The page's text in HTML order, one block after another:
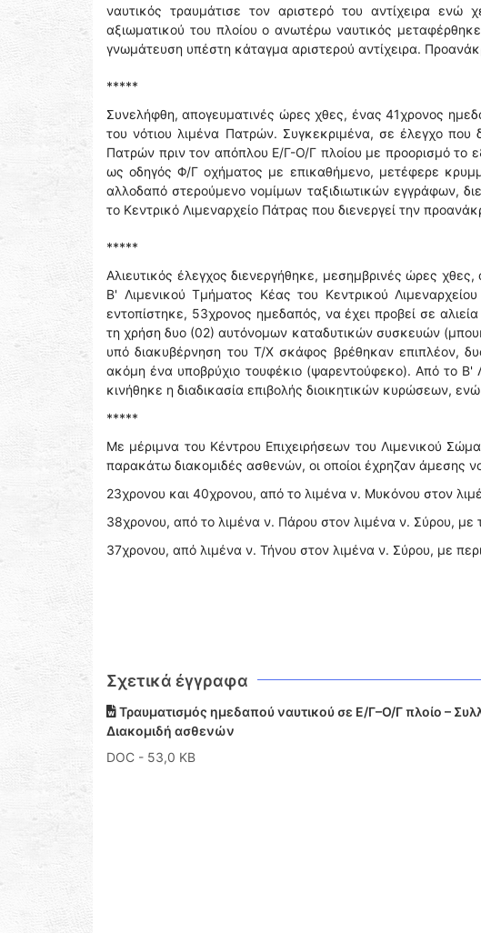
ναυτικός τραυμάτισε τον αριστερό του αντίχειρα ενώ
αξιωματικού του πλοίου ο ανωτέρω ναυτικός
γνωμάτευση υπέστη κάταγμα αριστερού αντίχειρα.
*****
Συνελήφθη, απογευματινές ώρες χθες, ένας 41χρονος
του νότιου λιμένα Πατρών. Συγκεκριμένα, σε έλεγχο που
Πατρών πριν τον απόπλου Ε/Γ-Ο/Γ πλοίου με προορισμό το
ως οδηγός Φ/Γ οχήματος με επικαθήμενο, μετέφερε
αλλοδαπό στερούμενο νομίμων ταξιδιωτικών εγγράφων,
το Κεντρικό Λιμεναρχείο Πάτρας που διενεργεί την
*****
Αλιευτικός έλεγχος διενεργήθηκε, μεσημβρινές ώρες
Β' Λιμενικού Τμήματος Κέας του Κεντρικού
εντοπίστηκε, 53χρονος ημεδαπός, να έχει προβεί σε
τη χρήση δυο (02) αυτόνομων καταδυτικών συσκευών
υπό διακυβέρνηση του Τ/Χ σκάφος βρέθηκαν επιπλέον,
ακόμη ένα υποβρύχιο τουφέκιο (ψαρεντούφεκο). Από το Β'
κινήθηκε η διαδικασία επιβολής διοικητικών κυρώσεων,
*****
Με μέριμνα του Κέντρου Επιχειρήσεων του Λιμενικού
παρακάτω διακομιδές ασθενών, οι οποίοι έχρηζαν άμεσης
23χρονου και 40χρονου, από το λιμένα ν. Μυκόνου στον
38χρονου, από το λιμένα ν. Πάρου στον λιμένα ν. Σύρου,
37χρονου, από λιμένα ν. Τήνου στον λιμένα ν. Σύρου, με
Σχετικά έγγραφα
Τραυματισμός ημεδαπού ναυτικού σε E/Γ–Ο/Γ πλοίο –
Διακομιδή ασθενών
DOC - 53,0 KB